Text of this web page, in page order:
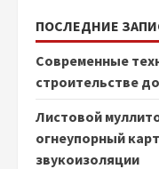
ПОСЛЕДНИЕ
Современные
строительстве
Листовой
огнеупорный
звукоизоляции